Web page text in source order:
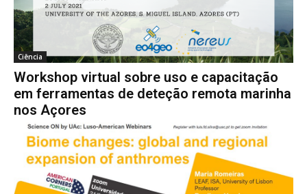
Ciência
Workshop virtual sobre uso e capacitação
em ferramentas de deteção remota marinha
nos Açores